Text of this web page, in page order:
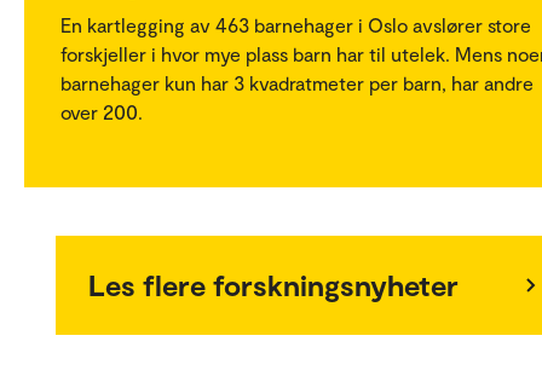
En kartlegging av 463 barnehager i Oslo avslører store
forskjeller i hvor mye plass barn har til utelek. Mens
barnehager kun har 3 kvadratmeter per barn, har andre
over 200.
Les flere forskningsnyheter